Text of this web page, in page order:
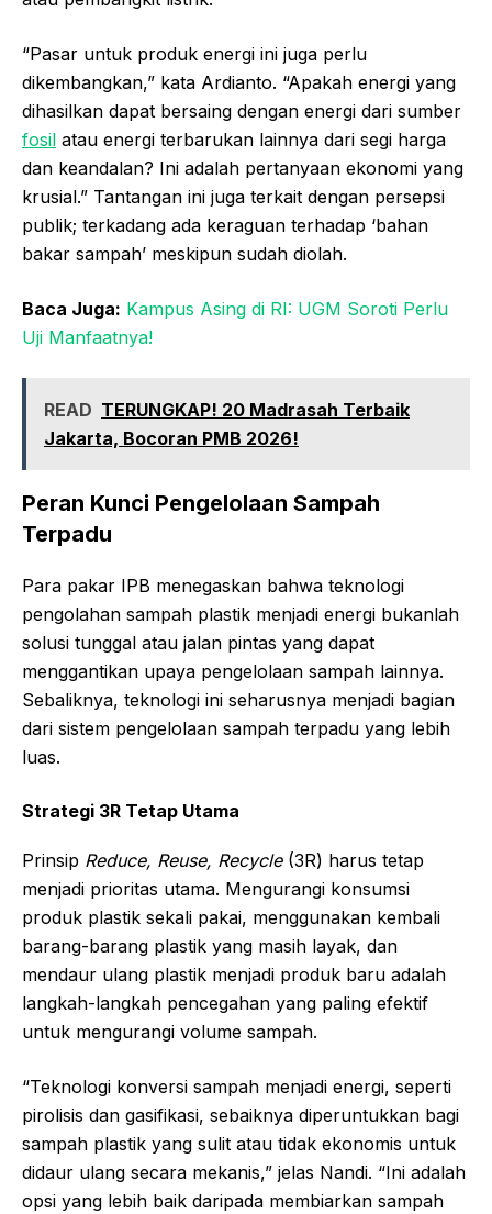
“Pasar untuk produk energi ini juga perlu
dikembangkan,” kata Ardianto. “Apakah energi yang
dihasilkan dapat bersaing dengan energi dari sumber
fosil atau energi terbarukan lainnya dari segi harga
dan keandalan? Ini adalah pertanyaan ekonomi yang
krusial.” Tantangan ini juga terkait dengan persepsi
publik; terkadang ada keraguan terhadap ‘bahan
bakar sampah’ meskipun sudah diolah.
Baca Juga: Kampus Asing di RI: UGM Soroti Perlu
Uji Manfaatnya!
READ TERUNGKAP! 20 Madrasah Terbaik
Jakarta, Bocoran PMB 2026!
Peran Kunci Pengelolaan Sampah
Terpadu
Para pakar IPB menegaskan bahwa teknologi
pengolahan sampah plastik menjadi energi bukanlah
solusi tunggal atau jalan pintas yang dapat
menggantikan upaya pengelolaan sampah lainnya.
Sebaliknya, teknologi ini seharusnya menjadi bagian
dari sistem pengelolaan sampah terpadu yang lebih
luas.
Strategi 3R Tetap Utama
Prinsip Reduce, Reuse, Recycle(3R) harus tetap
menjadi prioritas utama. Mengurangi konsumsi
produk plastik sekali pakai, menggunakan kembali
barang-barang plastik yang masih layak, dan
mendaur ulang plastik menjadi produk baru adalah
langkah-langkah pencegahan yang paling efektif
untuk mengurangi volume sampah.
“Teknologi konversi sampah menjadi energi, seperti
pirolisis dan gasifikasi, sebaiknya diperuntukkan bagi
sampah plastik yang sulit atau tidak ekonomis untuk
didaur ulang secara mekanis,” jelas Nandi. “Ini adalah
opsi yang lebih baik daripada membiarkan sampah